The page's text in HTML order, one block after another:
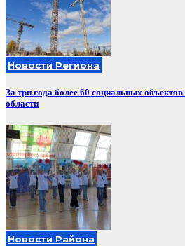
Новости Региона
За три года более 60 социальных
области
Новости Района